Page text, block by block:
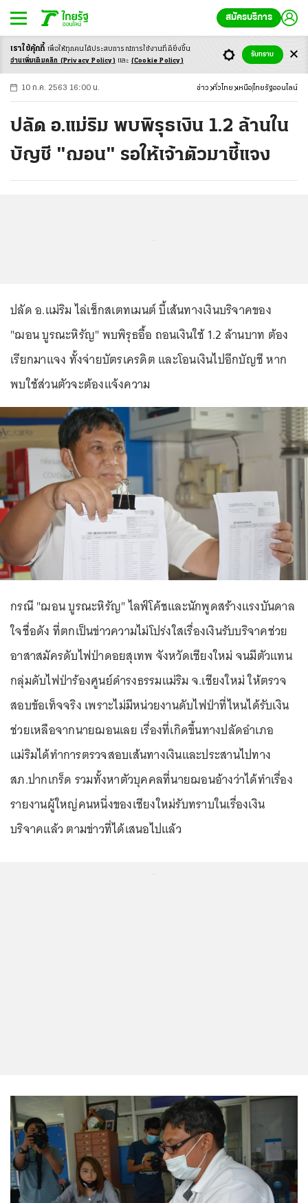
สมัครบริการ
-ก ก ก+
10 ก.ค. 2563 16:00 น. ข่าว ทั่วไทย เหนือ ไทยรัฐออนไลน์
ปลัด อ.แม่ริม พบพิรุธเงิน 1.2 ล้านใน
บัญชี "ฌอน" รอให้เจ้าตัวมาชี้แจง
ปลัด อ.แม่ริม ไล่เช็กสเตทเมนต์ บี้เส้นทางเงินบริจาคของ
"ฌอน บูรณะหิรัญ" พบพิรุธอื้อ ถอนเงินใช้ 1.2 ล้านบาท ต้อง
เรียกมาแจง ทั้งจ่ายบัตรเครดิต และโอนเงินไปอีกบัญชี หาก
พบใช้ส่วนตัวจะต้องแจ้งความ
กรณี "ฌอน บูรณะหิรัญ" ไลฟ์โค้ชและนักพูดสร้างแรงบันดาล
ใจชื่อดัง ที่ตกเป็นข่าวความไม่โปร่งใสเรื่องเงินรับบริจาคช่วย
อาสาสมัครดับไฟป่าดอยสุเทพ จังหวัดเชียงใหม่ จนมีตัวแทน
กลุ่มดับไฟป่าร้องศูนย์ดำรงธรรมแม่ริม จ.เชียงใหม่ ให้ตรวจ
สอบข้อเท็จจริง เพราะไม่มีหน่วยงานดับไฟป่าที่ไหนได้รับเงิน
ช่วยเหลือจากนายฌอนเลย เรื่องที่เกิดขึ้นทางปลัดอำเภอ
แม่ริมได้ทำการตรวจสอบเส้นทางเงินและประสานไปทาง
สภ.ปากเกร็ด รวมทั้งหาตัวบุคคลที่นายฌอนอ้างว่าได้ทำเรื่อง
รายงานผู้ใหญ่คนหนึ่งของเชียงใหม่รับทราบในเรื่องเงิน
บริจาคแล้ว ตามข่าวที่ได้เสนอไปแล้ว
เราใช้คุ้กกี้ เพื่อให้ทุกคนได้ประสบการณ์การใช้งานที่ดียิ่งขึ้น
อ่านเพิ่มเติมคลิก (Privacy Policy) และ (Cookie Policy)
รับทราบ